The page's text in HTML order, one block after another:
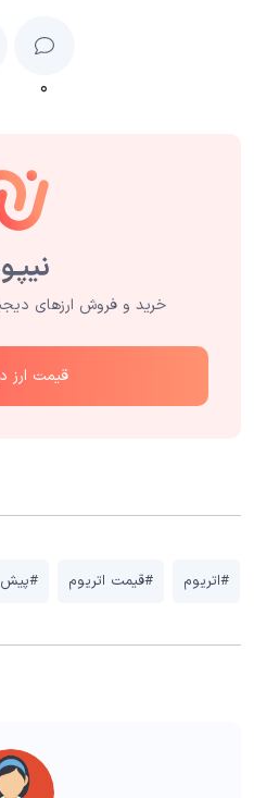
۰
خرید و فروش ارزهای
قیمت ارز
#اتریوم #قیمت اتریوم #پیش